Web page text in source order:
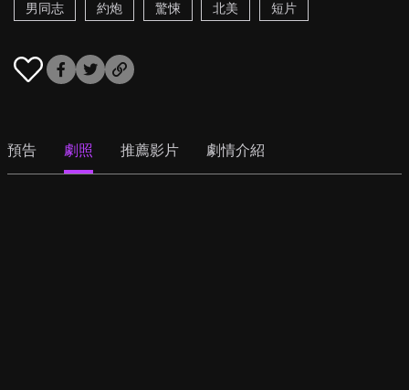
男同志
約炮 驚悚 北美 短片
預告 劇照 推薦影片 劇情介紹